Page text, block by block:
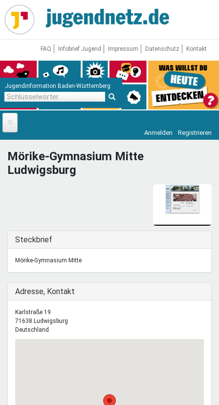
Direkt
zum
Inhalt
FAQ Infobrief Jugend Impressum Datenschutz Kontakt
Jugendinformation Baden-Württemberg
Startseite
News
Jugendnetz
Schule & Beruf
Demokratie & Beteiligung
Anmelden Registrieren
Mörike-Gymnasium Mitte
Ludwigsburg
Ausblenden
Steckbrief
Mörike-Gymnasium Mitte
Ausblenden
Adresse, Kontakt
Karlstraße 19
71638 Ludwigsburg
Deutschland